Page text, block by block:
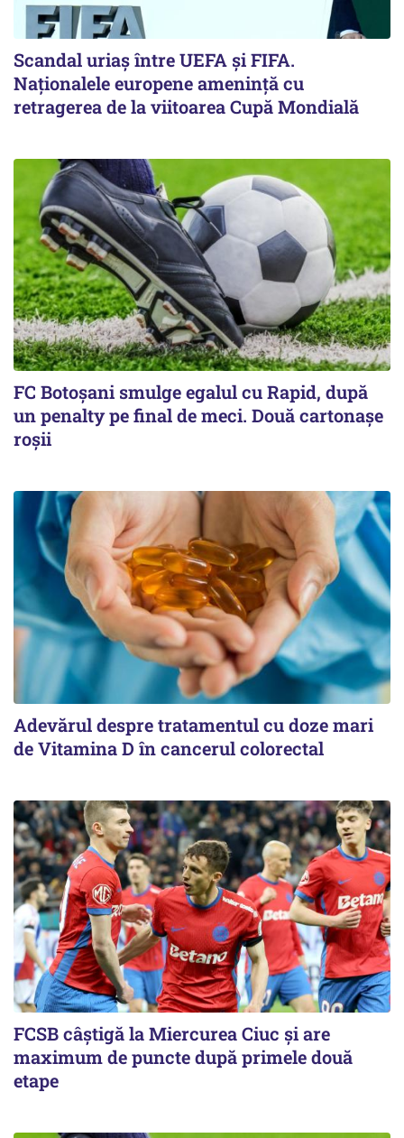
Scandal uriaş între UEFA şi FIFA.
Naţionalele europene ameninţă cu
retragerea de la viitoarea Cupă Mondială
FC Botoşani smulge egalul cu Rapid, după
un penalty pe final de meci. Două cartonaşe
roşii
Adevărul despre tratamentul cu doze mari
de Vitamina D în cancerul colorectal
FCSB câştigă la Miercurea Ciuc şi are
maximum de puncte după primele două
etape